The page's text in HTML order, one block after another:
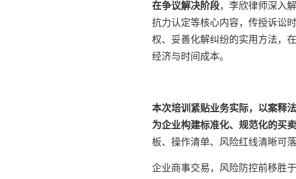
在争议解决阶段，李欣律师深入
抗力认定等核心内容，传授诉讼
权、妥善化解纠纷的实用方法，
经济与时间成本。
本次培训紧贴业务实际，以案释
为企业构建标准化、规范化的买
板、操作清单、风险红线清晰可
企业商事交易，风险防控前移胜